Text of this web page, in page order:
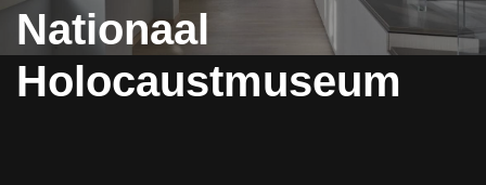
Nationaal
Holocaustmuseum